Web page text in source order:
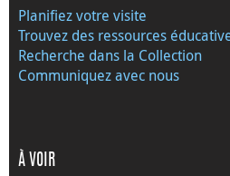
Planifiez votre visite
Trouvez des ressources
Recherche dans la Collection
Communiquez avec nous
À VOIR